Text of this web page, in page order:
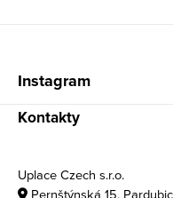
Instagram
Kontakty
Uplace Czech s.r.o.
Pernštýnská 15,